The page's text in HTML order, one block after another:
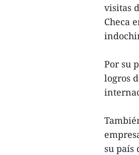
visitas
Checa
Por su
logros
su país